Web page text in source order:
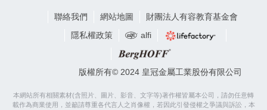
聯絡我們 網站地圖
財團法人有容教育基金會
隱私權政策
alfi
版權所有© 2024 皇冠金屬工業股份有限公司
本網站所有相關素材(含照片、圖片、影音、文字等)著作權皆屬本公司，請勿任意轉
載作為商業使用，並籲請尊重各代言人之肖像權，若因此引發侵權之爭議與訴訟，本